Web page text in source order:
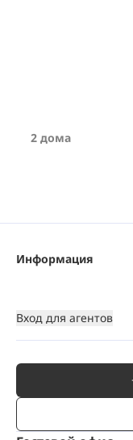
2 дома
Информация
Вход для агентов